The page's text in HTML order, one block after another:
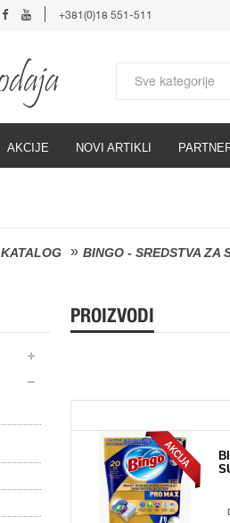
AKCIJE NOVI ARTIKLI
+381(0)18 551-511
KATALOG BINGO - SREDSTVA ZA
PROIZVODI